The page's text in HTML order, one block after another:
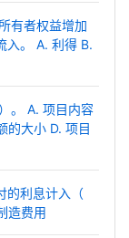
有者权益增加
入。 A. 利得 B.
。 A. 项目内容
的大小 D. 项目
的利息计入（
造费用